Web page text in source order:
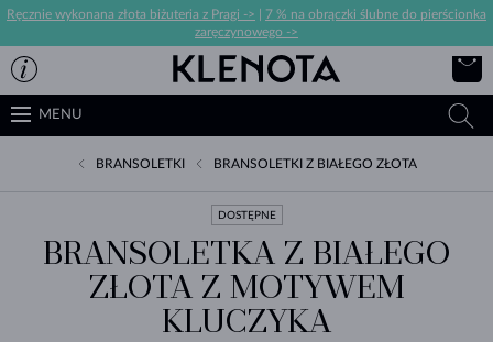
Ręcznie wykonana złota biżuteria z Pragi ->
7 % na obrączki ślubne do pierścionka
zaręczynowego ->
MENU
BRANSOLETKI BRANSOLETKI Z BIAŁEGO ZŁOTA
DOSTĘPNE
BRANSOLETKA Z BIAŁEGO
ZŁOTA Z MOTYWEM
KLUCZYKA